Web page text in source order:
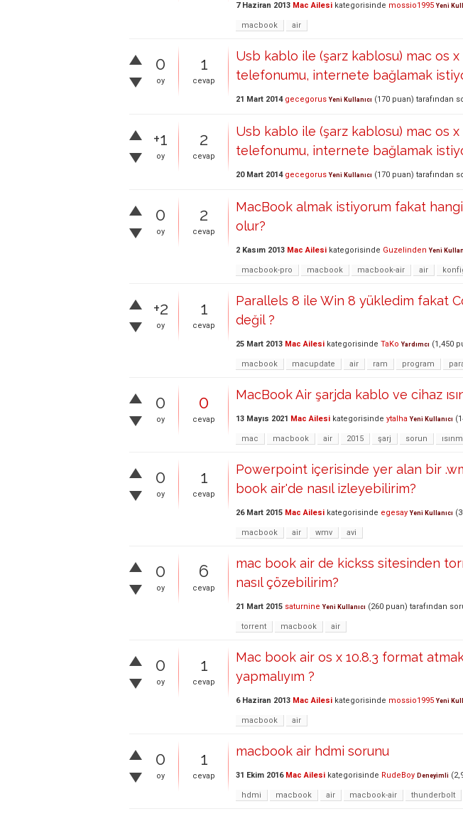
7 Haziran 2013 Mac Ailesi kategorisinde mossio1995 Yeni
macbook air
0
oy
1
cevap
Usb kablo ile (şarz kablosu) mac os
telefonumu, internete bağlamak
21 Mart 2014 gecegorus Yeni Kullanıcı (170 puan) tarafından
+1
oy
2
cevap
Usb kablo ile (şarz kablosu) mac os
telefonumu, internete bağlamak
20 Mart 2014 gecegorus Yeni Kullanıcı (170 puan) tarafından
0
oy
2
cevap
MacBook almak istiyorum fakat
olur?
2 Kasım 2013 Mac Ailesi kategorisinde Guzelinden Yeni
macbook-pro macbook macbook-air air
+2
oy
1
cevap
Parallels 8 ile Win 8 yükledim fakat
değil ?
25 Mart 2013 Mac Ailesi kategorisinde TaKo Yardımcı (1,450
macbook macupdate air ram program
0
oy
0
cevap
MacBook Air şarjda kablo ve cihaz
13 Mayıs 2021 Mac Ailesi kategorisinde ytalha Yeni Kullanıcı (
mac macbook air 2015 şarj sorun
0
oy
1
cevap
Powerpoint içerisinde yer alan bir
book air'de nasıl izleyebilirim?
26 Mart 2015 Mac Ailesi kategorisinde egesay Yeni Kullanıcı (
macbook air wmv avi
0
oy
6
cevap
mac book air de kickss sitesinden
nasıl çözebilirim?
21 Mart 2015 saturnine Yeni Kullanıcı (260 puan) tarafından
torrent macbook air
0
oy
1
cevap
Mac book air os x 10.8.3 format
yapmalıyım ?
6 Haziran 2013 Mac Ailesi kategorisinde mossio1995 Yeni
macbook air
0
oy
1
cevap
macbook air hdmi sorunu
31 Ekim 2016 Mac Ailesi kategorisinde RudeBoy Deneyimli (
hdmi macbook air macbook-air thunderbolt